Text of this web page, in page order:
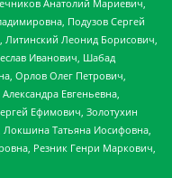
Анатолий Мариевич,
Подузов Сергей
Литинский Леонид Борисович,
Иванович, Шабад
Орлов Олег Петрович,
Евгеньевна,
Ефимович, Золотухин
Татьяна Иосифовна,
Резник Генри Маркович,